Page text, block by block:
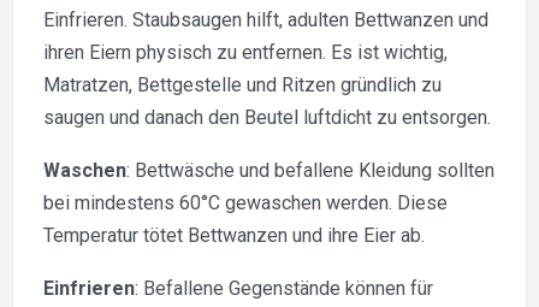
Einfrieren. Staubsaugen hilft, adulten Bettwanzen und
ihren Eiern physisch zu entfernen. Es ist wichtig,
Matratzen, Bettgestelle und Ritzen gründlich zu
saugen und danach den Beutel luftdicht zu entsorgen.
Waschen: Bettwäsche und befallene Kleidung sollten
bei mindestens 60°C gewaschen werden. Diese
Temperatur tötet Bettwanzen und ihre Eier ab.
Einfrieren: Befallene Gegenstände können für